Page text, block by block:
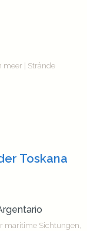
meer | Strände
Toskana
maritime Sichtungen,